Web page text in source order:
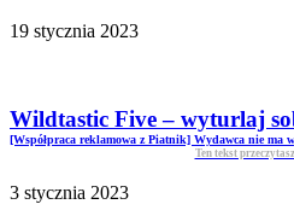
19 stycznia 2023
Wildtastic Five – wyturlaj
[Współpraca reklamowa z Piatnik] Wydawca nie ma
Ten tekst
3 stycznia 2023